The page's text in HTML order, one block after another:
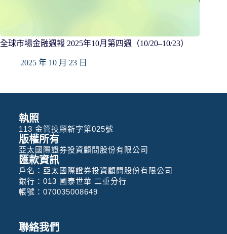
全球市場金融週報 2025年10月第四週（10/20–10/23）
2025 年 10 月 23 日
執照
113 金管投顧新字第025號
版權所有
亞太國際證券投資顧問股份有限公司
匯款資訊
戶名：亞太國際證券投資顧問股份有限公司
銀行：013 國泰世華 二重分行
帳號：070035008649
聯絡我們